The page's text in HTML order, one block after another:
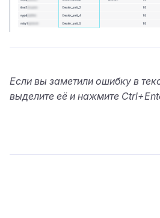
Если вы заметили ошибку в
выделите её и нажмите